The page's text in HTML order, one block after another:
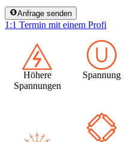
Anfrage senden
1:1 Termin mit einem Profi
Höhere
Spannungen
Spannung